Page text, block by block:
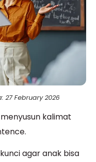
27 February 2026
kalimat
agar anak bisa